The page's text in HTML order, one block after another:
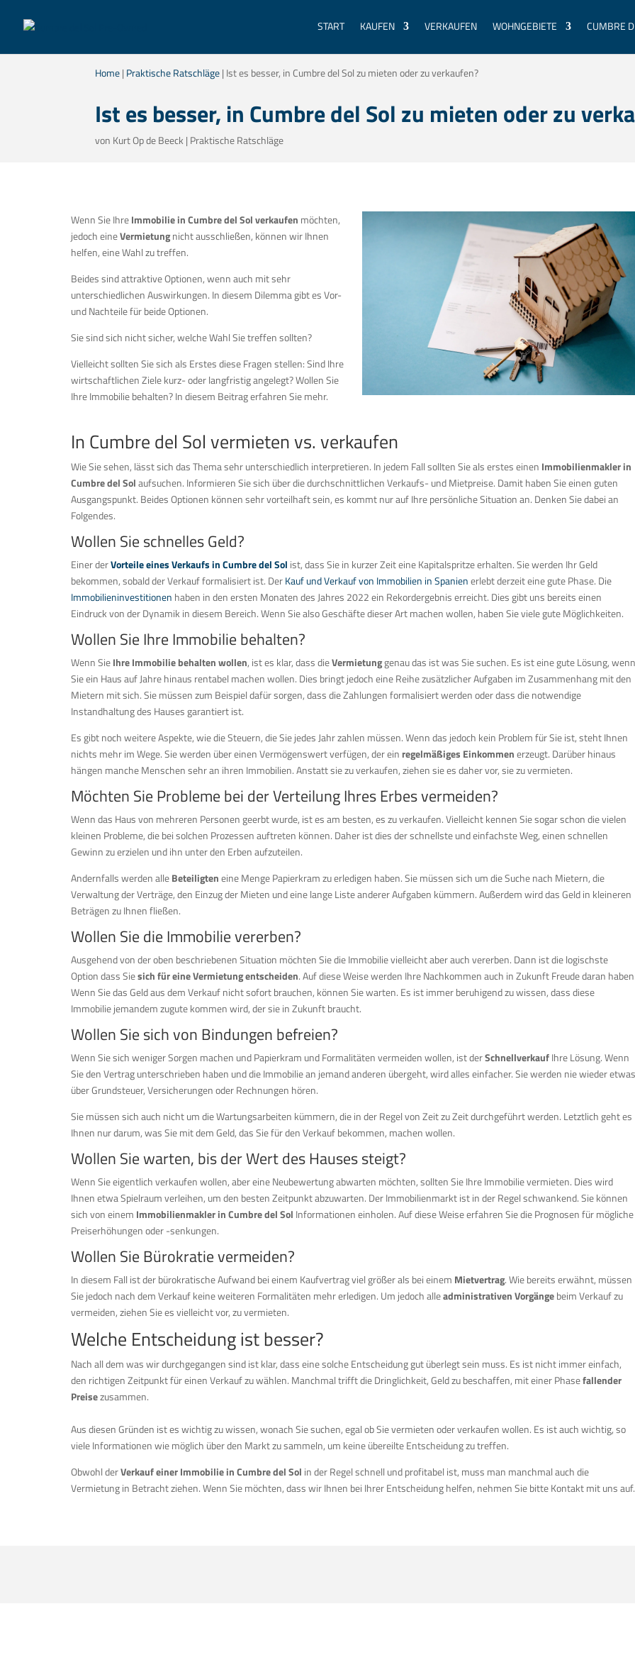
START KAUFEN VERKAUFEN WOHNGEBIETE CUMBRE
Home| Praktische Ratschläge| Ist es besser, in Cumbre del Sol zu mieten oder zu verkaufen?
Ist es besser, in Cumbre del Sol zu mieten oder zu
von Kurt Op de Beeck | Praktische Ratschläge
Wenn Sie IhreImmobilie in Cumbre del Sol verkaufen möchten,
jedoch eineVermietungnicht ausschließen, können wir Ihnen
helfen, eine Wahl zu treffen.
Beides sind attraktive Optionen, wenn auch mit sehr
unterschiedlichen Auswirkungen. In diesem Dilemma gibt es Vor-
und Nachteile für beide Optionen.
Sie sind sich nicht sicher, welche Wahl Sie treffen sollten?
Vielleicht sollten Sie sich als Erstes diese Fragen stellen: Sind Ihre
wirtschaftlichen Ziele kurz- oder langfristig angelegt? Wollen Sie
Ihre Immobilie behalten? In diesem Beitrag erfahren Sie mehr.
In Cumbre del Sol vermieten vs. verkaufen
Wie Sie sehen, lässt sich das Thema sehr unterschiedlich interpretieren. In jedem Fall sollten Sie als erstes einen Immobilienmakler in
Cumbre del Solaufsuchen. Informieren Sie sich über die durchschnittlichen Verkaufs- und Mietpreise. Damit haben Sie einen guten
Ausgangspunkt. Beides Optionen können sehr vorteilhaft sein, es kommt nur auf Ihre persönliche Situation an. Denken Sie dabei an
Folgendes.
Wollen Sie schnelles Geld?
Einer derVorteile eines Verkaufs in Cumbre del Sol ist, dass Sie in kurzer Zeit eine Kapitalspritze erhalten. Sie werden Ihr Geld
bekommen, sobald der Verkauf formalisiert ist. DerKauf und Verkauf von Immobilien in Spanienerlebt derzeit eine gute Phase. Die
Immobilieninvestitionen haben in den ersten Monaten des Jahres 2022 ein Rekordergebnis erreicht. Dies gibt uns bereits einen
Eindruck von der Dynamik in diesem Bereich. Wenn Sie also Geschäfte dieser Art machen wollen, haben Sie viele gute Möglichkeiten.
Wollen Sie Ihre Immobilie behalten?
Wenn SieIhre Immobilie behalten wollen, ist es klar, dass dieVermietunggenau das ist was Sie suchen. Es ist eine gute Lösung, wenn
Sie ein Haus auf Jahre hinaus rentabel machen wollen. Dies bringt jedoch eine Reihe zusätzlicher Aufgaben im Zusammenhang mit den
Mietern mit sich. Sie müssen zum Beispiel dafür sorgen, dass die Zahlungen formalisiert werden oder dass die notwendige
Instandhaltung des Hauses garantiert ist.
Es gibt noch weitere Aspekte, wie die Steuern, die Sie jedes Jahr zahlen müssen. Wenn das jedoch kein Problem für Sie ist, steht Ihnen
nichts mehr im Wege. Sie werden über einen Vermögenswert verfügen, der ein regelmäßiges Einkommenerzeugt. Darüber hinaus
hängen manche Menschen sehr an ihren Immobilien. Anstatt sie zu verkaufen, ziehen sie es daher vor, sie zu vermieten.
Möchten Sie Probleme bei der Verteilung Ihres Erbes vermeiden?
Wenn das Haus von mehreren Personen geerbt wurde, ist es am besten, es zu verkaufen. Vielleicht kennen Sie sogar schon die vielen
kleinen Probleme, die bei solchen Prozessen auftreten können. Daher ist dies der schnellste und einfachste Weg, einen schnellen
Gewinn zu erzielen und ihn unter den Erben aufzuteilen.
Andernfalls werden alleBeteiligteneine Menge Papierkram zu erledigen haben. Sie müssen sich um die Suche nach Mietern, die
Verwaltung der Verträge, den Einzug der Mieten und eine lange Liste anderer Aufgaben kümmern. Außerdem wird das Geld in kleineren
Beträgen zu Ihnen fließen.
Wollen Sie die Immobilie vererben?
Ausgehend von der oben beschriebenen Situation möchten Sie die Immobilie vielleicht aber auch vererben. Dann ist die logischste
Option dass Siesich für eine Vermietung entscheiden. Auf diese Weise werden Ihre Nachkommen auch in Zukunft Freude daran
Wenn Sie das Geld aus dem Verkauf nicht sofort brauchen, können Sie warten. Es ist immer beruhigend zu wissen, dass diese
Immobilie jemandem zugute kommen wird, der sie in Zukunft braucht.
Wollen Sie sich von Bindungen befreien?
Wenn Sie sich weniger Sorgen machen und Papierkram und Formalitäten vermeiden wollen, ist derSchnellverkaufIhre Lösung. Wenn
Sie den Vertrag unterschrieben haben und die Immobilie an jemand anderen übergeht, wird alles einfacher. Sie werden nie wieder etwas
über Grundsteuer, Versicherungen oder Rechnungen hören.
Sie müssen sich auch nicht um die Wartungsarbeiten kümmern, die in der Regel von Zeit zu Zeit durchgeführt werden. Letztlich geht es
Ihnen nur darum, was Sie mit dem Geld, das Sie für den Verkauf bekommen, machen wollen.
Wollen Sie warten, bis der Wert des Hauses steigt?
Wenn Sie eigentlich verkaufen wollen, aber eine Neubewertung abwarten möchten, sollten Sie Ihre Immobilie vermieten. Dies wird
Ihnen etwa Spielraum verleihen, um den besten Zeitpunkt abzuwarten. Der Immobilienmarkt ist in der Regel schwankend. Sie können
sich von einem Immobilienmakler in Cumbre del Sol Informationen einholen. Auf diese Weise erfahren Sie die Prognosen für mögliche
Preiserhöhungen oder -senkungen.
Wollen Sie Bürokratie vermeiden?
In diesem Fall ist der bürokratische Aufwand bei einem Kaufvertrag viel größer als bei einem Mietvertrag. Wie bereits erwähnt, müssen
Sie jedoch nach dem Verkauf keine weiteren Formalitäten mehr erledigen. Um jedoch alleadministrativen Vorgängebeim Verkauf zu
vermeiden, ziehen Sie es vielleicht vor, zu vermieten.
Welche Entscheidung ist besser?
Nach all dem was wir durchgegangen sind ist klar, dass eine solche Entscheidung gut überlegt sein muss. Es ist nicht immer einfach,
den richtigen Zeitpunkt für einen Verkauf zu wählen. Manchmal trifft die Dringlichkeit, Geld zu beschaffen, mit einer Phasefallender
Preisezusammen.
Aus diesen Gründen ist es wichtig zu wissen, wonach Sie suchen, egal ob Sie vermieten oder verkaufen wollen. Es ist auch wichtig, so
viele Informationen wie möglich über den Markt zu sammeln, um keine übereilte Entscheidung zu treffen.
Obwohl derVerkauf einer Immobilie in Cumbre del Sol in der Regel schnell und profitabel ist, muss man manchmal auch die
Vermietung in Betracht ziehen. Wenn Sie möchten, dass wir Ihnen bei Ihrer Entscheidung helfen, nehmen Sie bitte Kontakt mit uns auf.